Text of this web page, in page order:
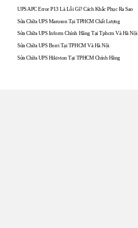
UPS APC Error P13 Là Lỗi Gì? Cách Khắc Phục Ra Sao
Sửa Chữa UPS Maruson Tại TPHCM Chất Lượng
Sửa Chữa UPS Inform Chính Hãng Tại Tphcm Và Hà Nội
Sửa Chữa UPS Borri Tại TPHCM Và Hà Nội
Sửa Chữa UPS Hikivion Tại TPHCM Chính Hãng